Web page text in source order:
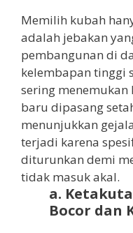
Memilih kubah
adalah jebakan
pembangunan di
kelembapan tinggi
sering menemukan
baru dipasang
menunjukkan
terjadi karena
diturunkan demi
tidak masuk akal.
a.
Bocor dan